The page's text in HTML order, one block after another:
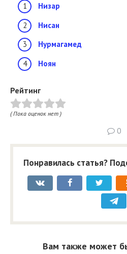
Низар
Нисан
Нурмагамед
Ноян
Рейтинг
( Пока оценок нет )
0
Понравилась статья?
Вам также может